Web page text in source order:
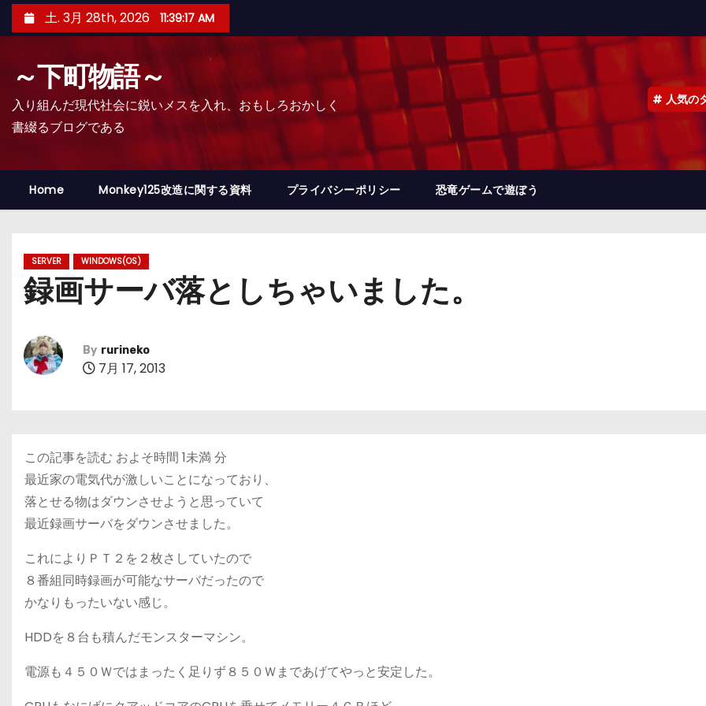
ン
プ
土. 3月 28th, 2026 11:39:18 AM
～下町物語～
入り組んだ現代社会に鋭いメスを入れ、おもしろおかしく
書綴るブログである
人気の
Home Monkey125改造に関する資料 プライバシーポリシー 恐竜ゲームで遊ぼう
SERVER WINDOWS(OS)
録画サーバ落としちゃいました。
By rurineko
7月 17, 2013
この記事を読む およそ時間 1未満 分
最近家の電気代が激しいことになっており、
落とせる物はダウンさせようと思っていて
最近録画サーバをダウンさせました。
これによりＰＴ２を２枚さしていたので
８番組同時録画が可能なサーバだったので
かなりもったいない感じ。
HDDを８台も積んだモンスターマシン。
電源も４５０Ｗではまったく足りず８５０Ｗまであげてやっと安定した。